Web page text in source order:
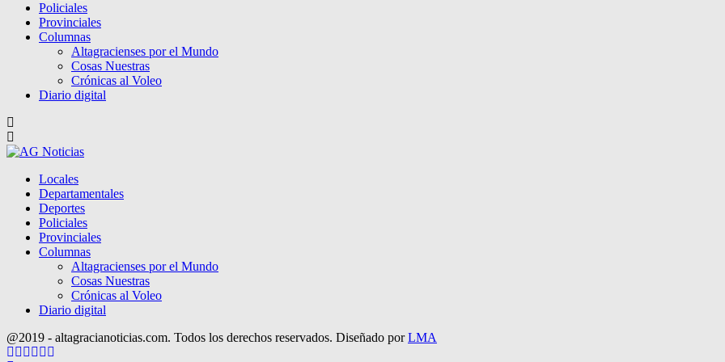
Policiales
Provinciales
Columnas
Altagracienses por el Mundo
Cosas Nuestras
Crónicas al Voleo
Diario digital
Locales
Departamentales
Deportes
Policiales
Provinciales
Columnas
Altagracienses por el Mundo
Cosas Nuestras
Crónicas al Voleo
Diario digital
@2019 - altagracianoticias.com. Todos los derechos reservados. Diseñado porLMA
Facebook
Twitter
Instagram
Pinterest
Google